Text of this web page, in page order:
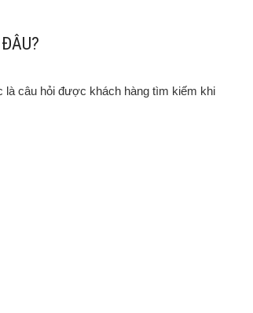
là câu hỏi được khách hàng tìm kiếm khi